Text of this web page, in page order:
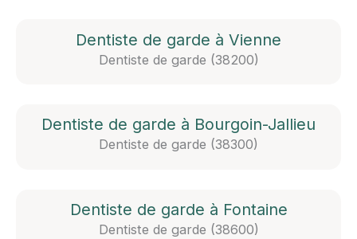
Dentiste de garde à Vienne
Dentiste de garde (38200)
Dentiste de garde à Bourgoin-Jallieu
Dentiste de garde (38300)
Dentiste de garde à Fontaine
Dentiste de garde (38600)